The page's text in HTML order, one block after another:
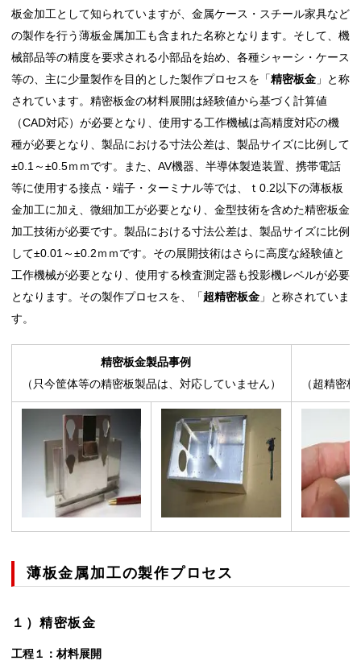
板金加工として知られていますが、金属ケース・スチール家具など
の製作を行う薄板金属加工も含まれた名称となります。そして、機
械部品等の精度を要求される小部品を始め、各種シャーシ・ケース
等の、主に少量製作を目的とした製作プロセスを「 精密板金」と称
されています。精密板金の材料展開は経験値から基づく計算値
（CAD対応）が必要となり、使用する工作機械は高精度対応の機
種が必要となり、製品における寸法公差は、製品サイズに比例して
±0.1～±0.5ｍｍです。また、AV機器、半導体製造装置、携帯電話
等に使用する接点・端子・ターミナル等では、ｔ0.2以下の薄板板
金加工に加え、微細加工が必要となり、金型技術を含めた精密板金
加工技術が必要です。製品における寸法公差は、製品サイズに比例
して±0.01～±0.2ｍｍです。その展開技術はさらに高度な経験値と
工作機械が必要となり、使用する検査測定器も投影機レベルが必要
となります。その製作プロセスを、「 超精密板金」と称されていま
す。
精密板金製品事例
（只今筐体等の精密板製品は、対応していません）
（超精密
薄板金属加工の製作プロセス
１）精密板金
工程１：材料展開